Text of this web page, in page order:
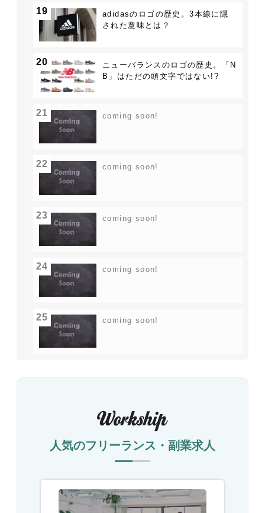
19
adidasのロゴの歴史。3本線に隠
された意味とは？
20
ニューバランスのロゴの歴史。「N
B」はただの頭文字ではない!?
21 coming soon!
22 coming soon!
23 coming soon!
24 coming soon!
25 coming soon!
人気のフリーランス・副業求人